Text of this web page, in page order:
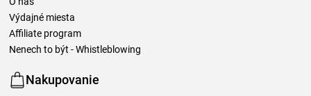
Výdajné miesta
Affiliate program
Nenech to být - Whistleblowing
Nakupovanie